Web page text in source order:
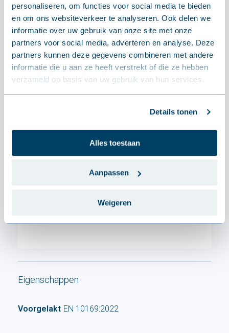
personaliseren, om functies voor social media te bieden
en om ons websiteverkeer te analyseren. Ook delen we
informatie over uw gebruik van onze site met onze
partners voor social media, adverteren en analyse. Deze
partners kunnen deze gegevens combineren met andere
informatie die u aan ze heeft verstrekt of die ze hebben
verzameld op basis van uw gebruik van hun services.
Details tonen
Alles toestaan
Aanpassen
Weigeren
Afmetingen
Dikte 0.6 mm
Eigenschappen
Voorgelakt EN 10169:2022